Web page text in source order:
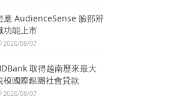
應 AudienceSense 臉部辨
功能上市
2026/08/07
取得越南歷來最大
模國際銀團社會貸款
2026/08/07